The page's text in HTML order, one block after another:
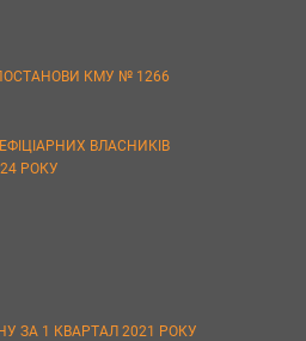
КМУ № 1266
ВЛАСНИКІВ
РОКУ
ЗА 1 КВАРТАЛ 2021 РОКУ